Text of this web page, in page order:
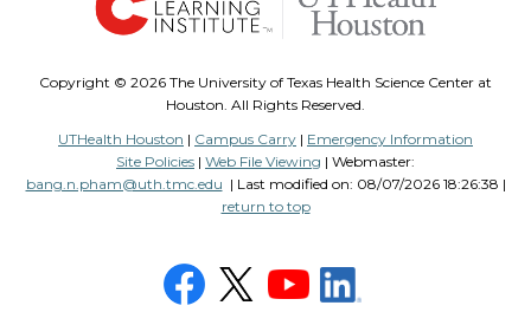
Copyright © 2026 The University of Texas Health Science Center at
Houston. All Rights Reserved.
UTHealth Houston | Campus Carry | Emergency Information
Site Policies | Web File Viewing | Webmaster:
bang.n.pham@uth.tmc.edu | Last modified on: 08/07/2026 18:26:38 |
return to top